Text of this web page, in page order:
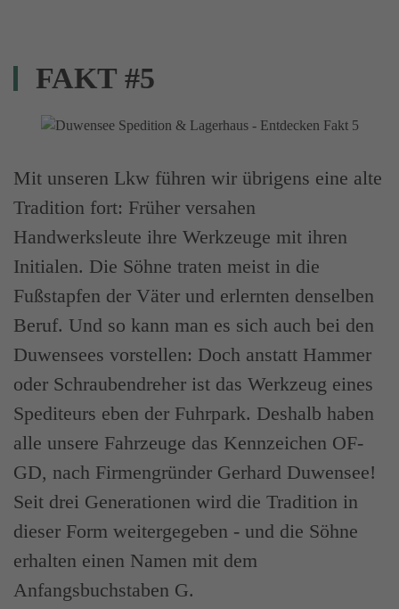
FAKT #5
Mit unseren Lkw führen wir übrigens eine alte
Tradition fort: Früher versahen
Handwerksleute ihre Werkzeuge mit ihren
Initialen. Die Söhne traten meist in die
Fußstapfen der Väter und erlernten denselben
Beruf. Und so kann man es sich auch bei den
Duwensees vorstellen: Doch anstatt Hammer
oder Schraubendreher ist das Werkzeug eines
Spediteurs eben der Fuhrpark. Deshalb haben
alle unsere Fahrzeuge das Kennzeichen OF-
GD, nach Firmengründer Gerhard Duwensee!
Seit drei Generationen wird die Tradition in
dieser Form weitergegeben - und die Söhne
erhalten einen Namen mit dem
Anfangsbuchstaben G.